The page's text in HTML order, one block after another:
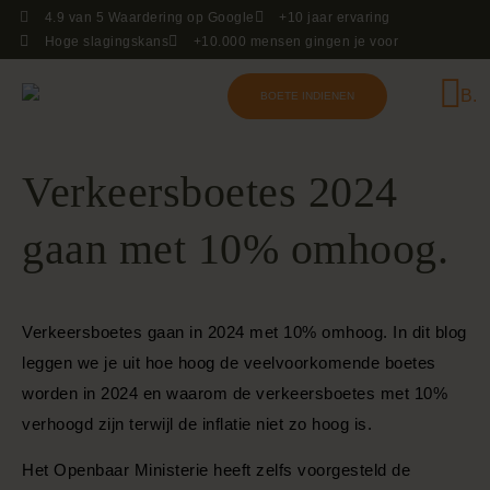
4.9 van 5 Waardering op Google
+10 jaar ervaring
Hoge slagingskans
+10.000 mensen gingen je voor
BOETE INDIENEN
Verkeersboetes 2024
gaan met 10% omhoog.
Verkeersboetes gaan in 2024 met 10% omhoog. In dit blog
leggen we je uit hoe hoog de veelvoorkomende boetes
worden in 2024 en waarom de verkeersboetes met 10%
verhoogd zijn terwijl de inflatie niet zo hoog is.
Het Openbaar Ministerie heeft zelfs voorgesteld de